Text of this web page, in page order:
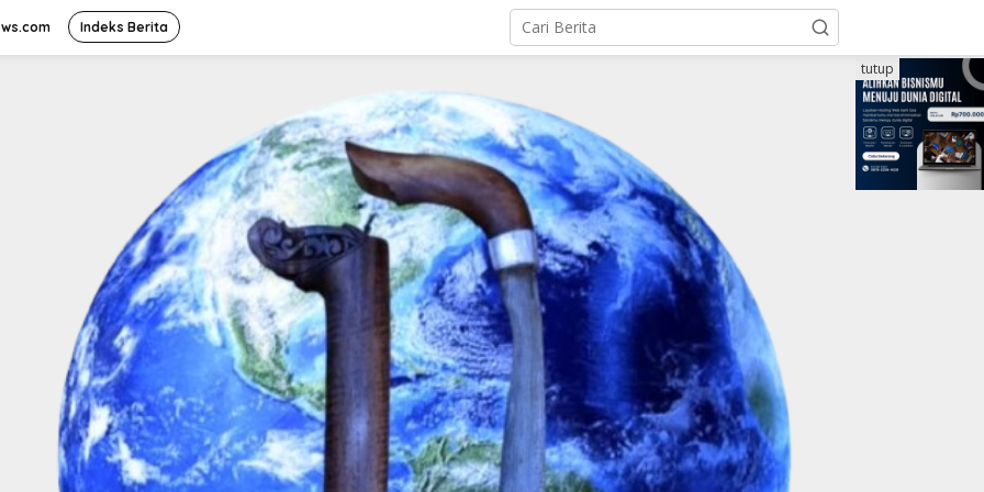
Indeks Berita
tutup